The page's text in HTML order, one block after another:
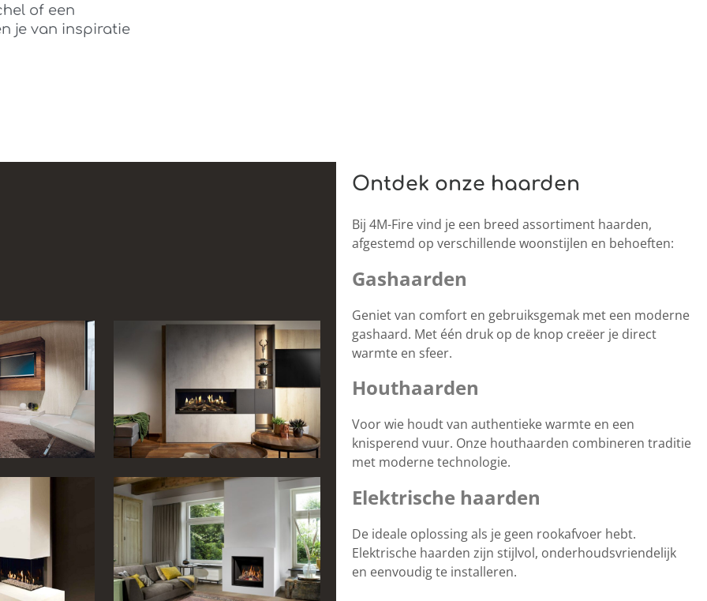
of een
je van inspiratie
Ontdek onze haarden
Bij 4M-Fire vind je een breed assortiment haarden,
afgestemd op verschillende woonstijlen en behoeften:
Gashaarden
Geniet van comfort en gebruiksgemak met een moderne
gashaard. Met één druk op de knop creëer je direct
warmte en sfeer.
Houthaarden
Voor wie houdt van authentieke warmte en een
knisperend vuur. Onze houthaarden combineren traditie
met moderne technologie.
Elektrische haarden
De ideale oplossing als je geen rookafvoer hebt.
Elektrische haarden zijn stijlvol, onderhoudsvriendelijk
en eenvoudig te installeren.